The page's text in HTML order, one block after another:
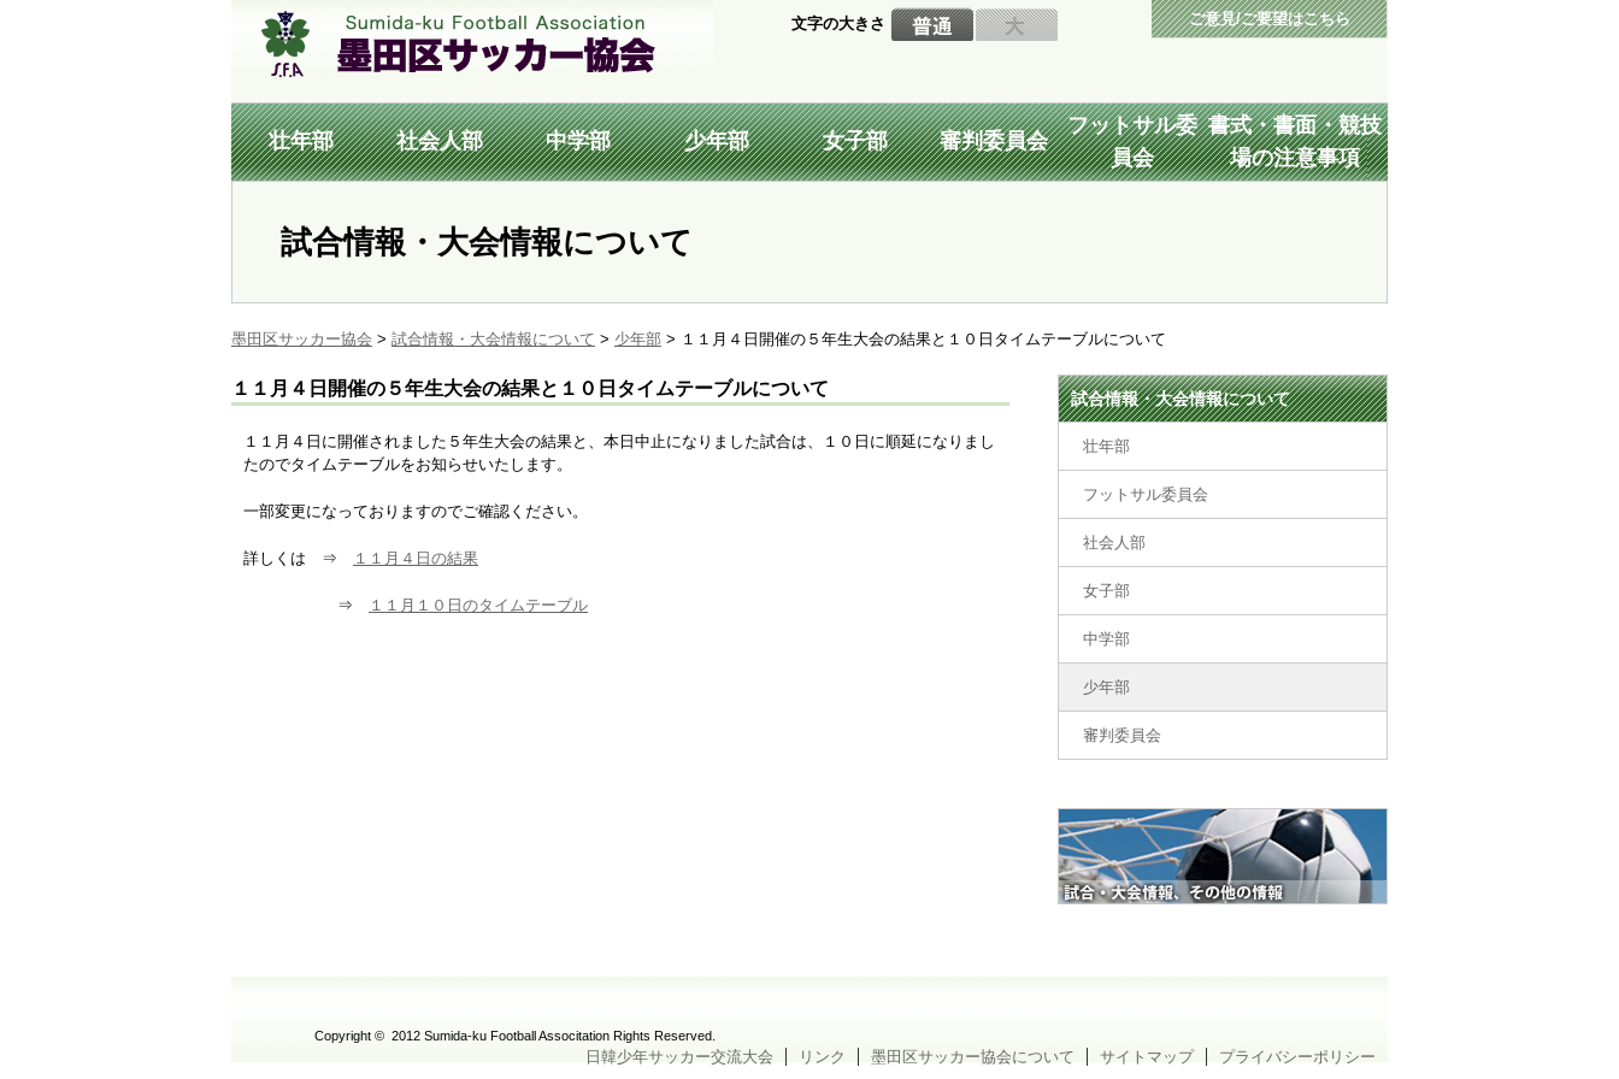
文字の大きさ ご意見/ご要望はこちら
壮年部 社会人部 中学部 少年部 女子部 審判委員会
フットサル委
員会
書式・書面・競技
場の注意事項
試合情報・大会情報について
墨田区サッカー協会 > 試合情報・大会情報について > 少年部 > １１月４日開催の５年生大会の結果と１０日タイムテーブルについて
１１月４日開催の５年生大会の結果と１０日タイムテーブルについて
１１月４日に開催されました５年生大会の結果と、本日中止になりました試合は、１０日に順延になりまし
たのでタイムテーブルをお知らせいたします。
一部変更になっておりますのでご確認ください。
詳しくは ⇒ １１月４日の結果
⇒ １１月１０日のタイムテーブル
試合情報・大会情報について
壮年部
フットサル委員会
社会人部
女子部
中学部
少年部
審判委員会
Copyright © 2012 Sumida-ku Football Associtation Rights Reserved.
プライバシーポリシー
サイトマップ
墨田区サッカー協会について
リンク
日韓少年サッカー交流大会